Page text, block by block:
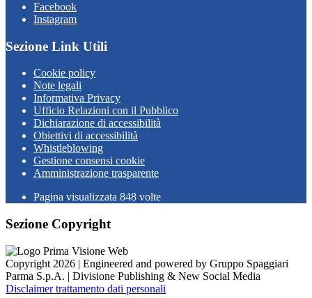
Facebook
Instagram
Sezione Link Utili
Cookie policy
Note legali
Informativa Privacy
Ufficio Relazioni con il Pubblico
Dichiarazione di accessibilità
Obiettivi di accessibilità
Whistleblowing
Gestione consensi cookie
Amministrazione trasparente
Pagina visualizzata 848 volte
Sezione Copyright
Copyright 2026 | Engineered and powered by Gruppo Spaggiari
Parma S.p.A. | Divisione Publishing & New Social Media
Disclaimer trattamento dati personali